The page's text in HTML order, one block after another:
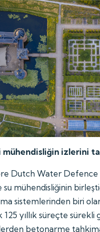
mühendisliğin izlerini
Dutch Water Defence
mühendisliğinin
sistemlerinden biri
125 yıllık süreçte sürekli
betonarme